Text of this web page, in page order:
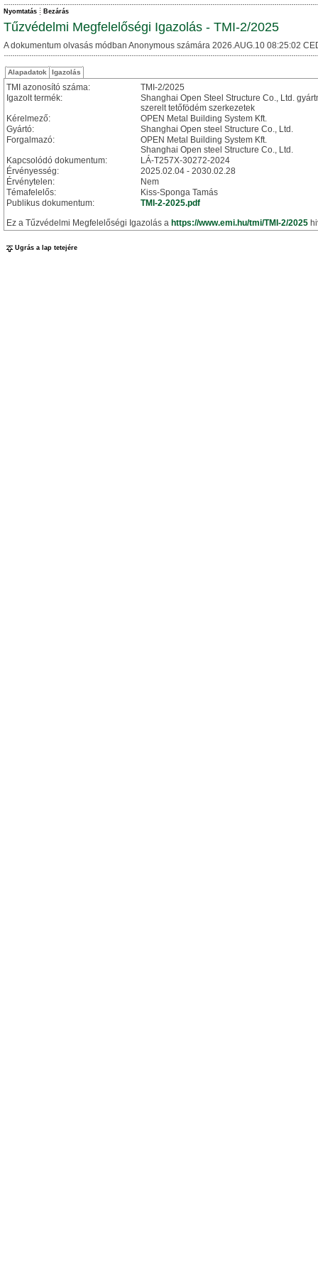
Nyomtatás Bezárás
Tűzvédelmi Megfelelőségi Igazolás - TMI-2/2025
A dokumentum olvasás módban Anonymous számára 2026.AUG.10 08:25:02
Alapadatok Igazolás
TMI azonosító száma:
TMI-2/2025
Igazolt termék:
Shanghai Open Steel Structure Co., Ltd.
szerelt tetőfödém szerkezetek
Kérelmező:
OPEN Metal Building System Kft.
Gyártó:
Shanghai Open steel Structure Co., Ltd.
Forgalmazó:
OPEN Metal Building System Kft.
Shanghai Open steel Structure Co., Ltd.
Kapcsolódó dokumentum:
LÁ-T257X-30272-2024
Érvényesség:
2025.02.04 - 2030.02.28
Érvénytelen:
Nem
Témafelelős:
Kiss-Sponga Tamás
Publikus dokumentum:
TMI-2-2025.pdf
Ez a Tűzvédelmi Megfelelőségi Igazolás a https://www.emi.hu/tmi/TMI-2/2025
Ugrás a lap tetejére